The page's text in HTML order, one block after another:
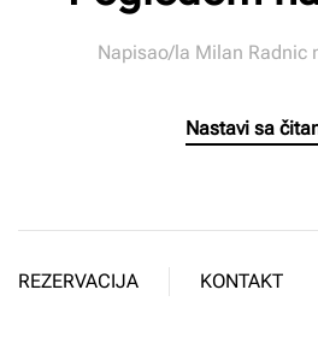
Napisao/la Milan Radnic
Nastavi sa
REZERVACIJA KONTAKT